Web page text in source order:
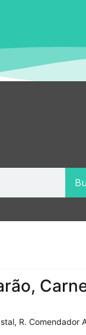
R. Comendador